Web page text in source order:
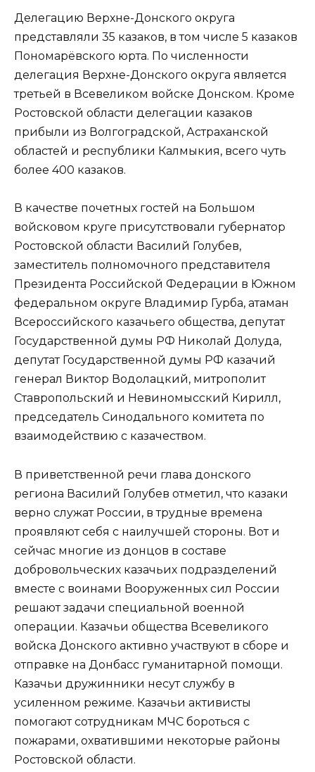
Делегацию Верхне-Донского округа
представляли 35 казаков, в том числе 5 казаков
Пономарёвского юрта. По численности
делегация Верхне-Донского округа является
третьей в Всевеликом войске Донском. Кроме
Ростовской области делегации казаков
прибыли из Волгоградской, Астраханской
областей и республики Калмыкия, всего чуть
более 400 казаков.
В качестве почетных гостей на Большом
войсковом круге присутствовали губернатор
Ростовской области Василий Голубев,
заместитель полномочного представителя
Президента Российской Федерации в Южном
федеральном округе Владимир Гурба, атаман
Всероссийского казачьего общества, депутат
Государственной думы РФ Николай Долуда,
депутат Государственной думы РФ казачий
генерал Виктор Водолацкий, митрополит
Ставропольский и Невиномысский Кирилл,
председатель Синодального комитета по
взаимодействию с казачеством.
В приветственной речи глава донского
региона Василий Голубев отметил, что казаки
верно служат России, в трудные времена
проявляют себя с наилучшей стороны. Вот и
сейчас многие из донцов в составе
добровольческих казачьих подразделений
вместе с воинами Вооруженных сил России
решают задачи специальной военной
операции. Казачьи общества Всевеликого
войска Донского активно участвуют в сборе и
отправке на Донбасс гуманитарной помощи.
Казачьи дружинники несут службу в
усиленном режиме. Казачьи активисты
помогают сотрудникам МЧС бороться с
пожарами, охватившими некоторые районы
Ростовской области.